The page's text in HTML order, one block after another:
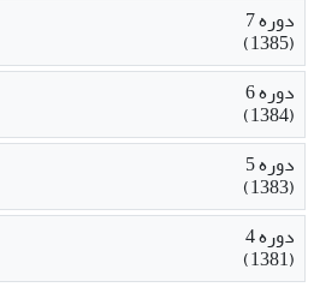
دوره 7
(1385)
دوره 6
(1384)
دوره 5
(1383)
دوره 4
(1381)